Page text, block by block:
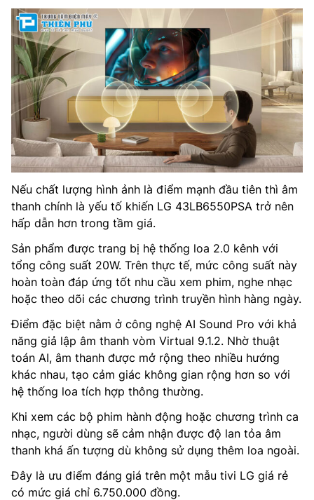
Nếu chất lượng hình ảnh là điểm mạnh đầu tiên thì âm
thanh chính là yếu tố khiến LG 43LB6550PSA trở nên
hấp dẫn hơn trong tầm giá.
Sản phẩm được trang bị hệ thống loa 2.0 kênh với
tổng công suất 20W. Trên thực tế, mức công suất này
hoàn toàn đáp ứng tốt nhu cầu xem phim, nghe nhạc
hoặc theo dõi các chương trình truyền hình hàng ngày.
Điểm đặc biệt nằm ở công nghệ AI Sound Pro với khả
năng giả lập âm thanh vòm Virtual 9.1.2. Nhờ thuật
toán AI, âm thanh được mở rộng theo nhiều hướng
khác nhau, tạo cảm giác không gian rộng hơn so với
hệ thống loa tích hợp thông thường.
Khi xem các bộ phim hành động hoặc chương trình ca
nhạc, người dùng sẽ cảm nhận được độ lan tỏa âm
thanh khá ấn tượng dù không sử dụng thêm loa ngoài.
Đây là ưu điểm đáng giá trên một mẫu tivi LG giá rẻ
có mức giá chỉ 6.750.000 đồng.